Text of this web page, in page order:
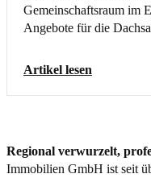
Gemeinschaftsraum im
Angebote für die
Artikel lesen
Regional verwurzelt,
Immobilien GmbH ist seit